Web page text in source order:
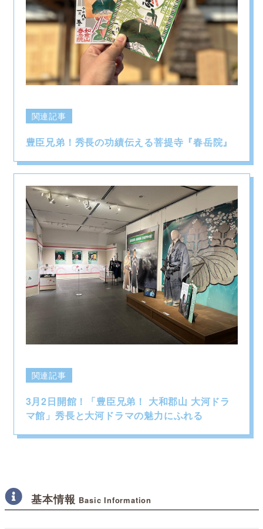
関連記事
豊臣兄弟！秀長の功績伝える菩提寺『春岳院』
関連記事
3月2日開館！「豊臣兄弟！ 大和郡山 大河ドラ
マ館」秀長と大河ドラマの魅力にふれる
基本情報 Basic Information